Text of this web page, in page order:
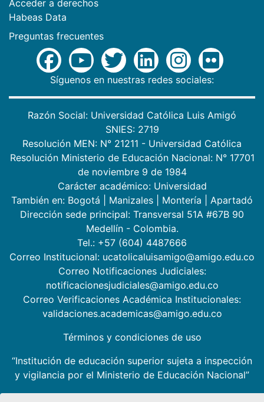
Acceder a derechos
Habeas Data
Preguntas frecuentes
Síguenos en nuestras redes sociales:
Razón Social: Universidad Católica Luis Amigó
SNIES: 2719
Resolución MEN: N° 21211 - Universidad Católica
Resolución Ministerio de Educación Nacional: N° 17701
de noviembre 9 de 1984
Carácter académico: Universidad
También en: Bogotá Manizales Montería
Apartadó
Dirección sede principal: Transversal 51A #67B 90
Medellín - Colombia.
Tel.: +57 (604) 4487666
Correo Institucional: ucatolicaluisamigo@amigo.edu.co
Correo Notificaciones Judiciales:
notificacionesjudiciales@amigo.edu.co
Correo Verificaciones Académica Institucionales:
validaciones.academicas@amigo.edu.co
Términos y condiciones de uso
“Institución de educación superior sujeta a inspección
y vigilancia por el Ministerio de Educación Nacional”